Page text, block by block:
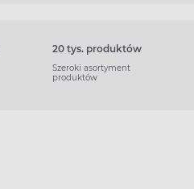
20 tys. produktów
Szeroki asortyment
produktów